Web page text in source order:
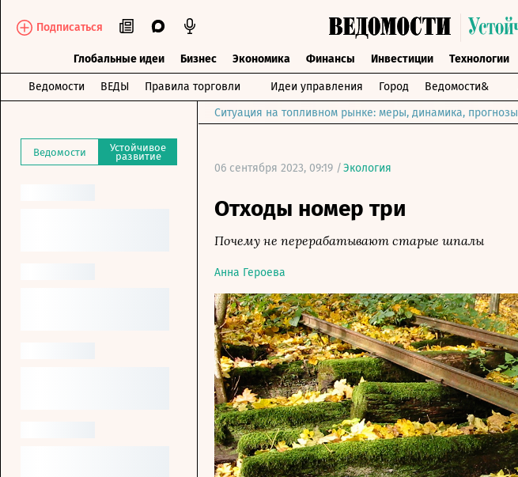
Подписаться
Глобальные идеи Бизнес Экономика Финансы Инвестиции Технологии
Ведомости ВЕДЫ Правила торговли Идеи управления Город Ведомости&
Ведомости Устойчивое
развитие
Ситуация на топливном рынке: меры, динамика, прогнозы
06 сентября 2023, 09:19 /Экология
Отходы номер три
Почему не перерабатывают старые шпалы
Анна Героева